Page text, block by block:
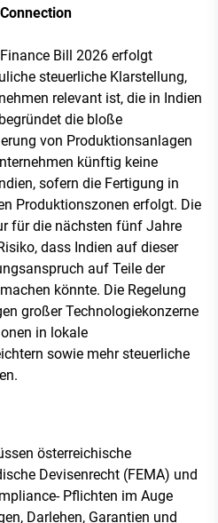
Bill 2026 erfolgt
steuerliche Klarstellung,
relevant ist, die in Indien
die bloße
von Produktionsanlagen
künftig keine
sofern die Fertigung in
Produktionszonen erfolgt. Die
für die nächsten fünf Jahre
dass Indien auf dieser
auf Teile der
könnte. Die Regelung
großer Technologiekonzerne
in lokale
sowie mehr steuerliche
österreichische
Devisenrecht (FEMA) und
Pflichten im Auge
Darlehen, Garantien und